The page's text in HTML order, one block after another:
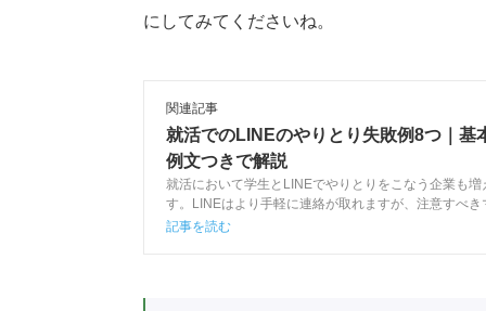
にしてみてくださいね。
関連記事
就活でのLINEのやりとり失敗例8つ｜基
例文つきで解説
就活において学生とLINEでやりとりをこなう企業も増
す。LINEはより手軽に連絡が取れますが、注意すべき
す。この記事では企業とLINEでやりとりをする際の基
記事を読む